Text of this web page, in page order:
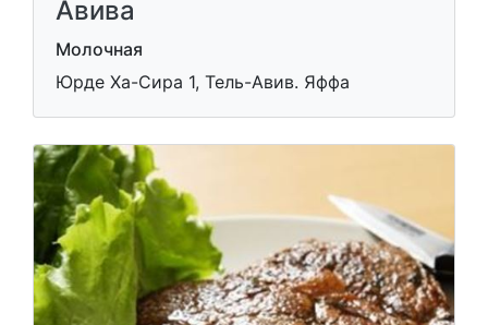
Авива
Молочная
Юрде Ха-Сира 1, Тель-Авив. Яффа